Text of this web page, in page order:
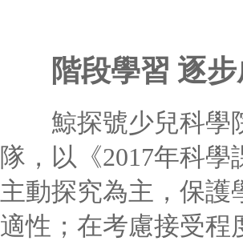
階段學習 逐
鯨探號少兒科學院
隊，以《2017年科
主動探究為主，保護
適性；在考慮接受程